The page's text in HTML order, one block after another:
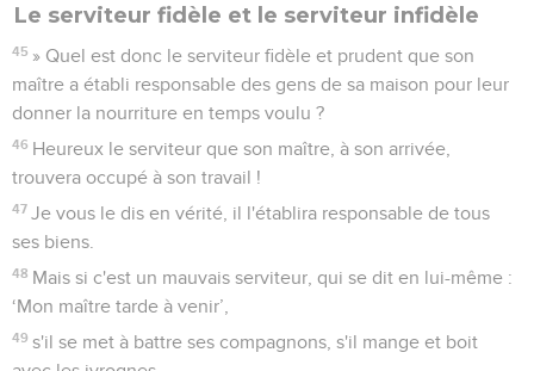
Le serviteur fidèle et le serviteur infidèle
45 » Quel est donc le serviteur fidèle et prudent que son
maître a établi responsable des gens de sa maison pour leur
donner la nourriture en temps voulu ?
46 Heureux le serviteur que son maître, à son arrivée,
trouvera occupé à son travail !
47 Je vous le dis en vérité, il l'établira responsable de tous
ses biens.
48 Mais si c'est un mauvais serviteur, qui se dit en lui-même :
‘Mon maître tarde à venir’,
49 s'il se met à battre ses compagnons, s'il mange et boit